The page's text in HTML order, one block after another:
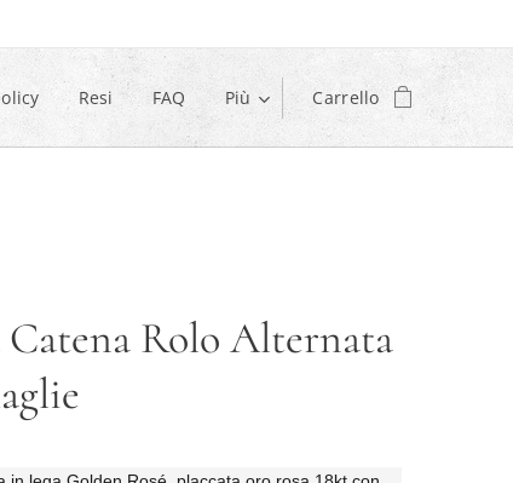
Resi FAQ Più Carrello
Rolo Alternata